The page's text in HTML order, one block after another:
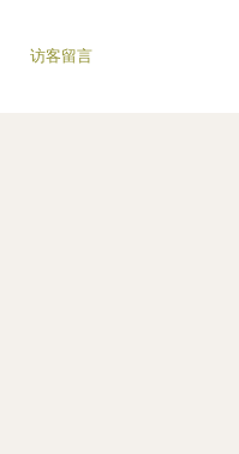
访客留言